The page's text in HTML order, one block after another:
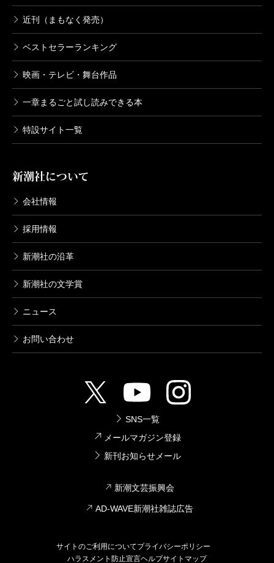
近刊（まもなく発売）
ベストセラーランキング
映画・テレビ・舞台作品
一章まるごと試し読みできる本
特設サイト一覧
新潮社について
会社情報
採用情報
新潮社の沿革
新潮社の文学賞
ニュース
お問い合わせ
SNS一覧
メールマガジン登録
新刊お知らせメール
新潮文芸振興会
AD-WAVE新潮社雑誌広告
サイトのご利用についてプライバシーポリシー
ハラスメント防止宣言ヘルプサイトマップ